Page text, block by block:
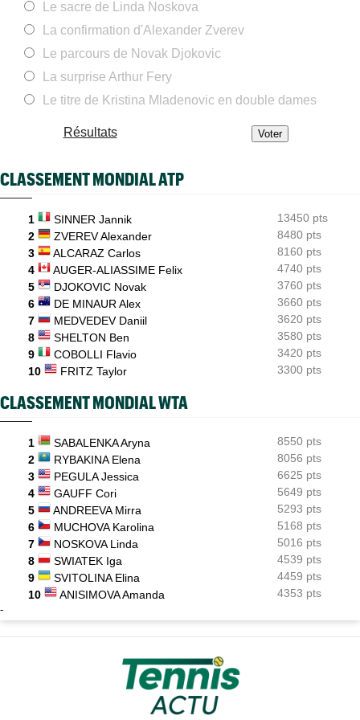
Joao Fonseca taquine Djokovic : "Il dit ça parce qu'il vieillit"
US Open
dommage"
ATP Finals
Alexander Zverev, deuxième joueur qualifié pour Turin...
Next Gen ATP Finals
Moïse Kouame, 17 ans, peut faire mieux que Sinner et Alcaraz
Dernier Top 10 en lice, Ben Shelton assume son statut
Fernandez surprend Andreeva, Rybakina en contrôle
07/08
ATP - Montréal
Auger-Aliassime après son forfait : "Je pouvais à peine servir""
Le sacre de Linda Noskova
La confirmation d'Alexander Zverev
Le parcours de Novak Djokovic
La surprise Arthur Fery
Le titre de Kristina Mladenovic en double dames
Résultats
CLASSEMENT MONDIAL ATP
1 SINNER Jannik
13450 pts
2
ZVEREV Alexander
8480 pts
3
ALCARAZ Carlos
8160 pts
4
AUGER-ALIASSIME Felix
4740 pts
5
DJOKOVIC Novak
3760 pts
6
DE MINAUR Alex
3660 pts
7
MEDVEDEV Daniil
3620 pts
8
SHELTON Ben
3580 pts
9
COBOLLI Flavio
3420 pts
10
FRITZ Taylor 3300 pts
CLASSEMENT MONDIAL WTA
1 SABALENKA Aryna
8550 pts
2
RYBAKINA Elena
8056 pts
3
PEGULA Jessica
6625 pts
4
GAUFF Cori
5649 pts
5
ANDREEVA Mirra
5293 pts
6
MUCHOVA Karolina
5168 pts
7
NOSKOVA Linda
5016 pts
8
SWIATEK Iga
4539 pts
9
SVITOLINA Elina
4459 pts
10
ANISIMOVA Amanda 4353 pts
-